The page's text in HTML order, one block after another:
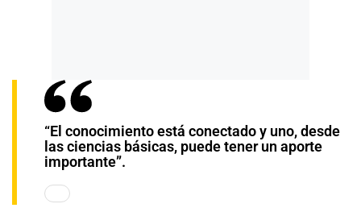
“El conocimiento está conectado y uno, desde
las ciencias básicas, puede tener un aporte
importante”.